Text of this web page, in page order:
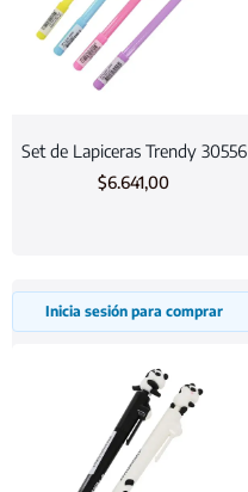
Set de Lapiceras Trendy 30556
$6.641,00
Inicia sesión para comprar